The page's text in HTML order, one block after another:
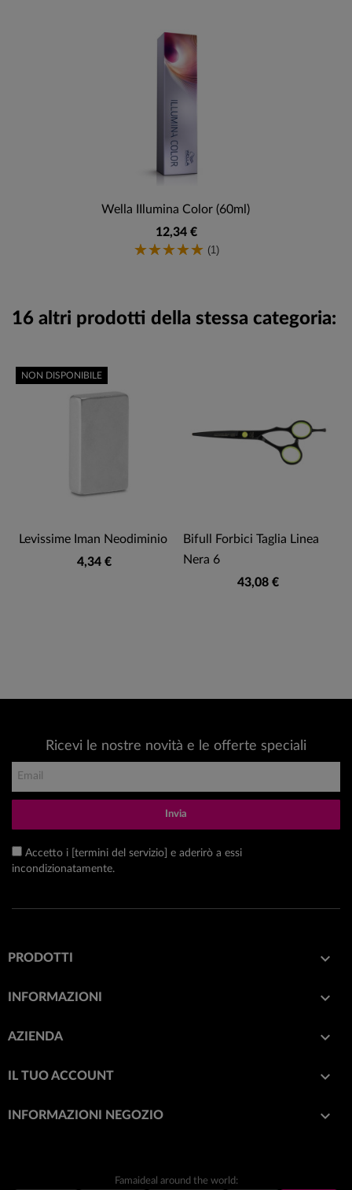
Wella IIlumina Color (60ml)
12,34 €
(1)
16 altri prodotti della stessa categoria:
Levissime Iman Neodiminio
4,34 €
NON DISPONIBILE
Bifull Forbici Taglia Linea
Nera 6
43,08 €
Ricevi le nostre novità e le offerte speciali
Invia
Accetto i [termini del servizio] e aderirò a essi
incondizionatamente.
PRODOTTI 
INFORMAZIONI 
AZIENDA 
IL TUO ACCOUNT 
INFORMAZIONI NEGOZIO keyboard_arrow_down
Famaideal around the world: